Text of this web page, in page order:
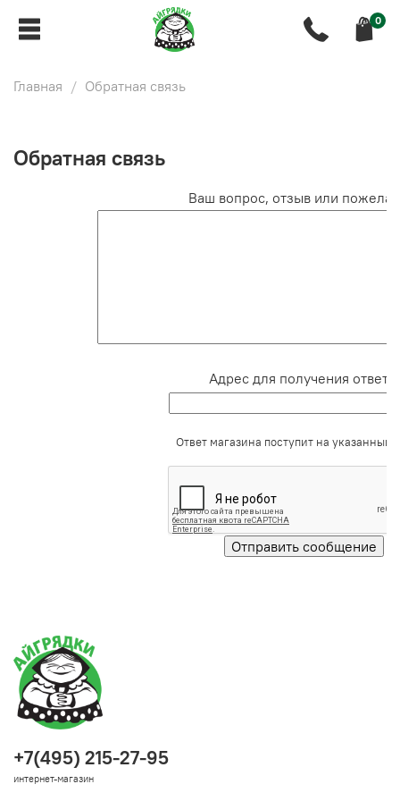
0
Главная Обратная связь
Обратная связь
Ваш вопрос, отзыв или
Адрес для получения ответа:
Ответ магазина поступит на указанный
+7(495) 215-27-95
интернет-магазин